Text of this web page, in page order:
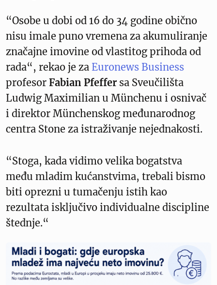
“Osobe u dobi od 16 do 34 godine obično
nisu imale puno vremena za akumuliranje
značajne imovine od vlastitog prihoda od
rada“, rekao je za Euronews Business
profesor Fabian Pfeffer sa Sveučilišta
Ludwig Maximilian u Münchenu i osnivač
i direktor Münchenskog međunarodnog
centra Stone za istraživanje nejednakosti.
“Stoga, kada vidimo velika bogatstva
među mladim kućanstvima, trebali bismo
biti oprezni u tumačenju istih kao
rezultata isključivo individualne discipline
štednje.“